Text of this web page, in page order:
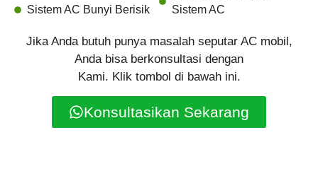
Sistem AC Bunyi Berisik
Sistem AC
Jika Anda butuh punya masalah seputar AC mobil,
Anda bisa berkonsultasi dengan
Kami. Klik tombol di bawah ini.
Konsultasikan Sekarang